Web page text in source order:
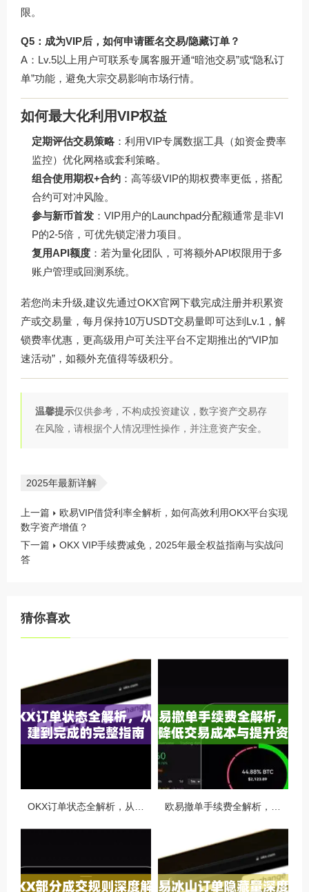
限。
Q5：成为VIP后，如何申请匿名交易/隐藏订单？
A：Lv.5以上用户可联系专属客服开通“暗池交易”或“隐私订
单”功能，避免大宗交易影响市场行情。
如何最大化利用VIP权益
定期评估交易策略 ：利用VIP专属数据工具（如资金费率
监控）优化网格或套利策略。
组合使用期权+合约 ：高等级VIP的期权费率更低，搭配
合约可对冲风险。
参与新币首发 ：VIP用户的Launchpad分配额通常是非VI
P的2-5倍，可优先锁定潜力项目。
复用API额度 ：若为量化团队，可将额外API权限用于多
账户管理或回测系统。
若您尚未升级,建议先通过OKX官网下载完成注册并积累资
产或交易量，每月保持10万USDT交易量即可达到Lv.1，解
锁费率优惠，更高级用户可关注平台不定期推出的“VIP加
速活动”，如额外充值得等级积分。
温馨提示仅供参考，不构成投资建议，数字资产交易存
在风险，请根据个人情况理性操作，并注意资产安全。
2025年最新详解
上一篇
欧易VIP借贷利率全解析，如何高效利用OKX平台实现
数字资产增值？
下一篇
OKX VIP手续费减免，2025年最全权益指南与实战问
答
猜你喜欢